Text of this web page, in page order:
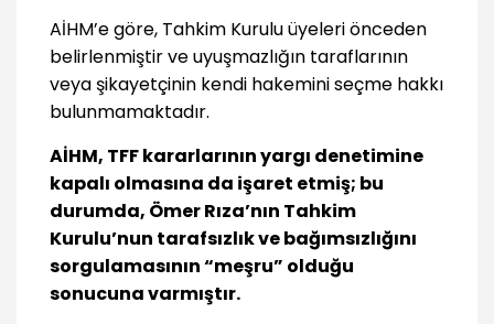
AİHM’e göre, Tahkim Kurulu üyeleri önceden
belirlenmiştir ve uyuşmazlığın taraflarının
veya şikayetçinin kendi hakemini seçme hakkı
bulunmamaktadır.
AİHM, TFF kararlarının yargı denetimine
kapalı olmasına da işaret etmiş; bu
durumda, Ömer Rıza’nın Tahkim
Kurulu’nun tarafsızlık ve bağımsızlığını
sorgulamasının “meşru” olduğu
sonucuna varmıştır.